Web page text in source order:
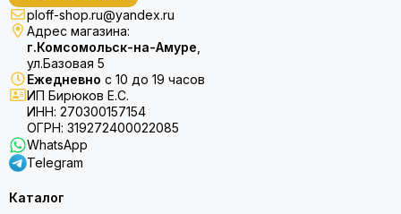
ploff-shop.ru@yandex.ru
Адрес магазина:
г.Комсомольск-на-Амуре
ул.Базовая 5
Ежедневно с 10 до 19 часов
ИП Бирюков Е.С.
ИНН: 270300157154
ОГРН: 319272400022085
WhatsApp
Telegram
Каталог